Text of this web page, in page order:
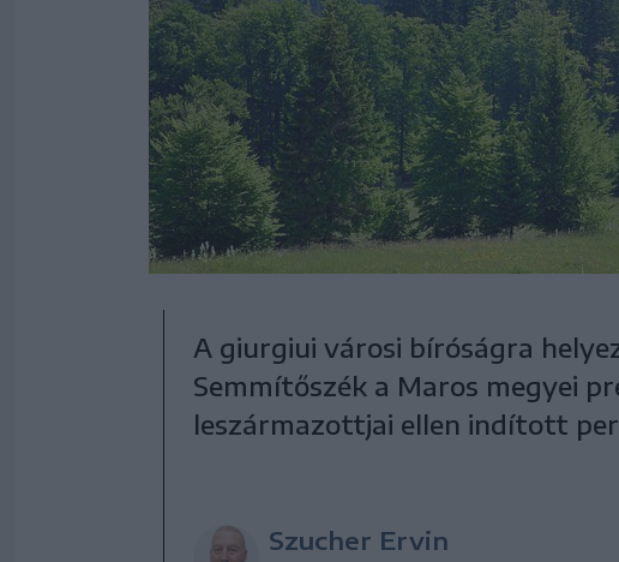
A giurgiui városi bíróságra
Semmítőszék a Maros megyei
leszármazottjai ellen indított
Szucher Ervin